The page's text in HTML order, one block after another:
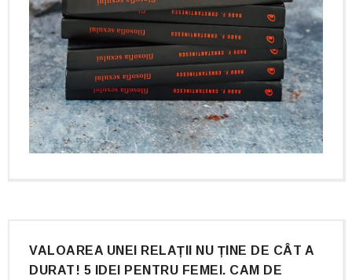
VALOAREA UNEI RELAȚII NU ȚINE DE CÂT A
DURAT! 5 IDEI PENTRU FEMEI. CAM DE